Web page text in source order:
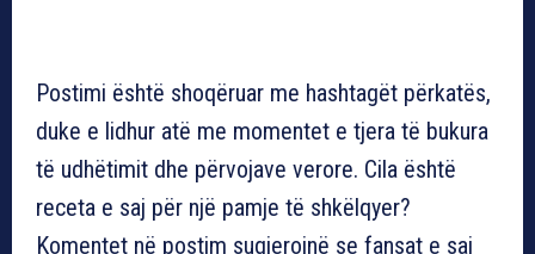
Postimi është shoqëruar me hashtagët përkatës,
duke e lidhur atë me momentet e tjera të bukura
të udhëtimit dhe përvojave verore. Cila është
receta e saj për një pamje të shkëlqyer?
Komentet në postim sugjerojnë se fansat e saj